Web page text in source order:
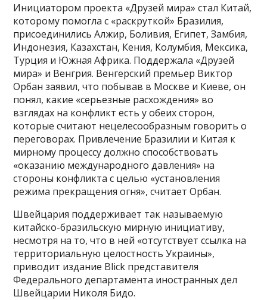
Инициатором проекта «Друзей мира» стал Китай,
которому помогла с «раскруткой» Бразилия,
присоединились Алжир, Боливия, Египет, Замбия,
Индонезия, Казахстан, Кения, Колумбия, Мексика,
Турция и Южная Африка. Поддержала «Друзей
мира» и Венгрия. Венгерский премьер Виктор
Орбан заявил, что побывав в Москве и Киеве, он
понял, какие «серьезные расхождения» во
взглядах на конфликт есть у обеих сторон,
которые считают нецелесообразным говорить о
переговорах. Привлечение Бразилии и Китая к
мирному процессу должно способствовать
«оказанию международного давления» на
стороны конфликта с целью «установления
режима прекращения огня», считает Орбан.
Швейцария поддерживает так называемую
китайско-бразильскую мирную инициативу,
несмотря на то, что в ней «отсутствует ссылка на
территориальную целостность Украины»,
приводит издание Blick представителя
Федерального департамента иностранных дел
Швейцарии Николя Бидо.